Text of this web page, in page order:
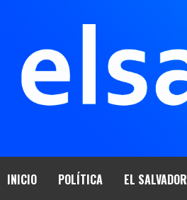
INICIO POLÍTICA EL SALVADOR